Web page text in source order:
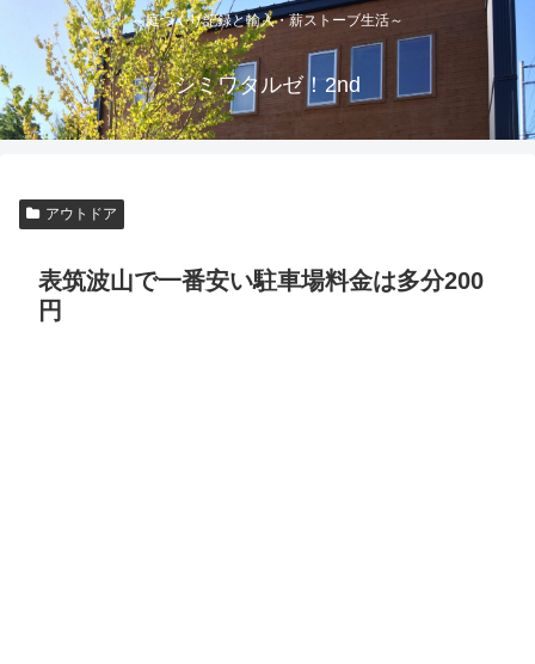
～庭づくり記録と輸入・薪ストーブ生活～
シミワタルゼ！2nd
アウトドア
表筑波山で一番安い駐車場料金は多分200
円